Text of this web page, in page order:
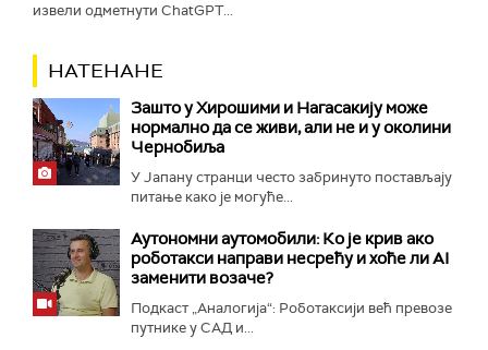
извели одметнути ChatGPT...
НАТЕНАНЕ
Зашто у Хирошими и Нагасакију може
нормално да се живи, али не и у околини
Чернобиља
У Јапану странци често забринуто постављају
питање како је могуће...
Аутономни аутомобили: Ко је крив ако
роботакси направи несрећу и хоће ли AI
заменити возаче?
Подкаст „Аналогија“: Роботаксији већ превозе
путнике у САД и...